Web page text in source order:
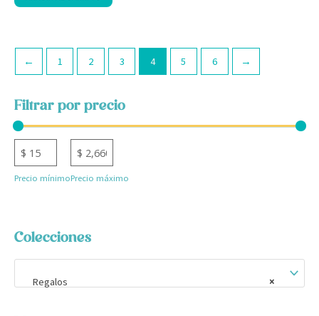
Filtrar por precio
Precio mínimoPrecio máximo
Colecciones
×
Regalos
5
← 1 2 3 4 5 6 →